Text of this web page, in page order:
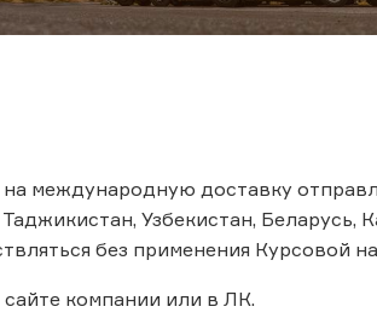
международную доставку
Узбекистан, Беларусь,
без применения Курсовой
компании или в ЛК.